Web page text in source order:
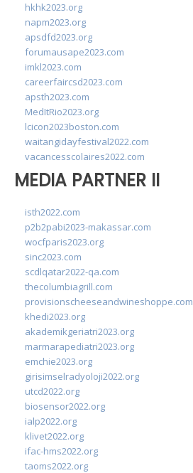
hkhk2023.org
napm2023.org
apsdfd2023.org
forumausape2023.com
imkl2023.com
careerfaircsd2023.com
apsth2023.com
MedItRio2023.org
lcicon2023boston.com
waitangidayfestival2022.com
vacancesscolaires2022.com
MEDIA PARTNER II
isth2022.com
p2b2pabi2023-makassar.com
wocfparis2023.org
sinc2023.com
scdlqatar2022-qa.com
thecolumbiagrill.com
provisionscheeseandwineshoppe.com
khedi2023.org
akademikgeriatri2023.org
marmarapediatri2023.org
emchie2023.org
girisimselradyoloji2022.org
utcd2022.org
biosensor2022.org
ialp2022.org
klivet2022.org
ifac-hms2022.org
taoms2022.org